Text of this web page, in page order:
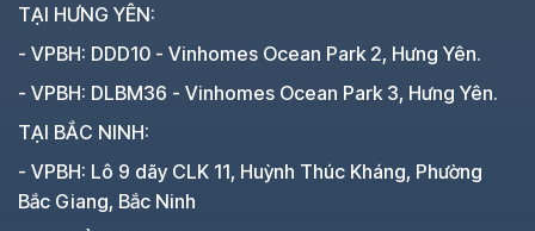
TẠI HƯNG YÊN:
- VPBH: DDD10 - Vinhomes Ocean Park 2, Hưng Yên.
- VPBH: DLBM36 - Vinhomes Ocean Park 3, Hưng Yên.
TẠI BẮC NINH:
- VPBH: Lô 9 dãy CLK 11, Huỳnh Thúc Kháng, Phường
Bắc Giang, Bắc Ninh